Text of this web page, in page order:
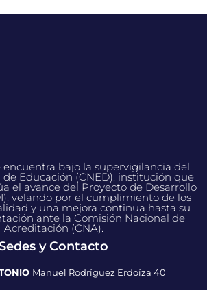
encuentra bajo la supervigilancia del
de Educación (CNED), institución que
el avance del Proyecto de Desarrollo
velando por el cumplimiento de los
y una mejora continua hasta su
ante la Comisión Nacional de
Acreditación (CNA).
y Contacto
Manuel Rodríguez Erdoíza 40